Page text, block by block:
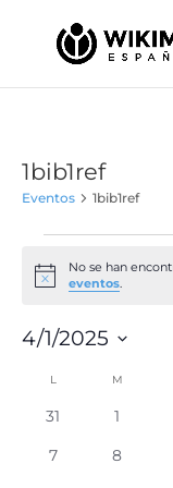
1bib1ref
Eventos 1bib1ref
Aviso
No se han
eventos.
4/1/2025
fecha.
Calendario
de
Eventos
LLUNES M
0
31
01
0
7
0
8